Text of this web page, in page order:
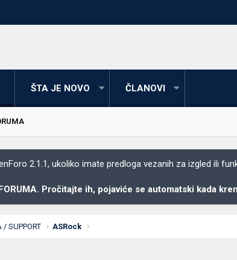
ŠTA JE NOVO ČLANOVI
2.1.1, ukoliko imate predloga vezanih za izgled ili
Pročitajte ih, pojaviće se automatski kada
/ SUPPORT ASRock